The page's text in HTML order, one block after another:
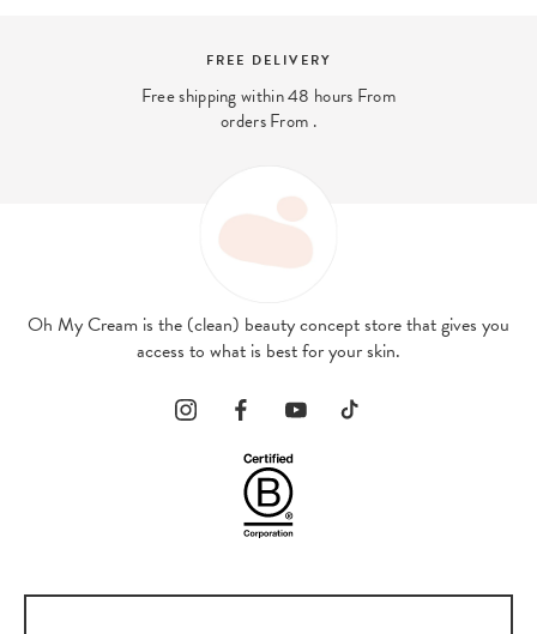
FREE DELIVERY
Free shipping within 48 hours From
orders From .
Oh My Cream is the (clean) beauty concept store that gives you
access to what is best for your skin.